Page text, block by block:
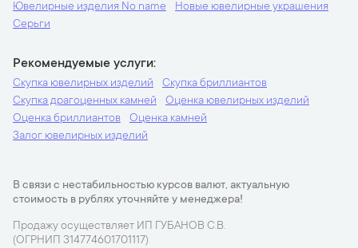
Ювелирные изделия No name
Новые ювелирные украшения
Серьги
Рекомендуемые услуги
Скупка ювелирных изделий
Скупка бриллиантов
Скупка драгоценных камней
Оценка ювелирных изделий
Оценка бриллиантов
Оценка камней
Залог ювелирных изделий
В связи с нестабильностью курсов валют, актуальную
стоимость в рублях уточняйте у менеджера!
Продажу осуществляет ИП ГУБАНОВ С.В.
(ОГРНИП 314774601701117)